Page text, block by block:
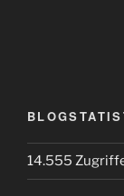
14.555